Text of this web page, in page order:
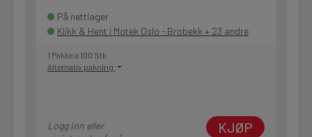
På nettlager
Klikk & Hent i Motek Oslo - Brobekk + 23 andre
1 Pakke a 100 Stk
Alternativ pakning
Logg inn eller
KJØP